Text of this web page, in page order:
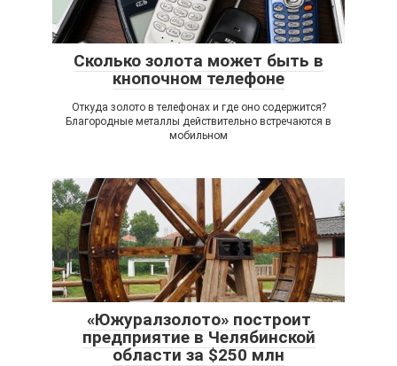
Сколько золота может быть в
кнопочном телефоне
Откуда золото в телефонах и где оно содержится?
Благородные металлы действительно встречаются в
мобильном
«Южуралзолото» построит
предприятие в Челябинской
области за $250 млн